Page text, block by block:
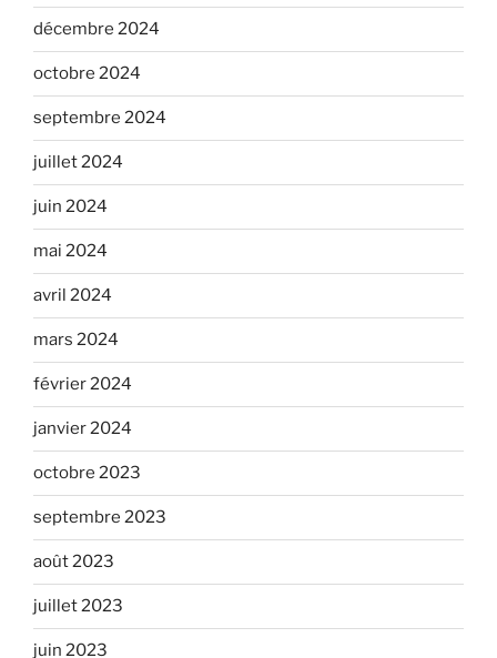
décembre 2024
octobre 2024
septembre 2024
juillet 2024
juin 2024
mai 2024
avril 2024
mars 2024
février 2024
janvier 2024
octobre 2023
septembre 2023
août 2023
juillet 2023
juin 2023